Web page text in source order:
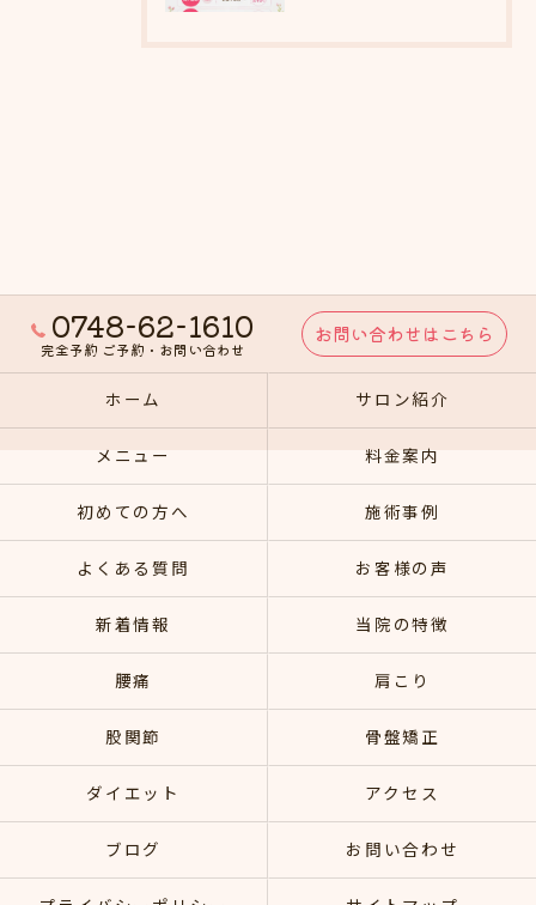
0748-62-1610
完全予約 ご予約・お問い合わせ
お問い合わせはこちら
ホーム サロン紹介
メニュー 料金案内
初めての方へ 施術事例
よくある質問 お客様の声
新着情報 当院の特徴
腰痛 肩こり
股関節 骨盤矯正
ダイエット アクセス
ブログ お問い合わせ